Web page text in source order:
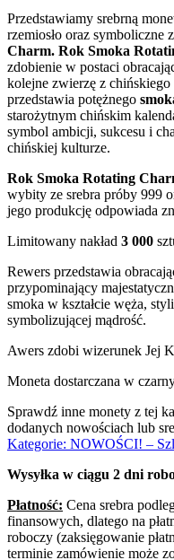
Przedstawiamy srebrną
rzemiosło oraz symboliczne
Charm. Rok Smoka
zdobienie w postaci
kolejne zwierzę z
przedstawia potężnego
starożytnym chińskim
symbol ambicji, sukcesu i
chińskiej kulturze.
Rok Smoka Rotating
wybity ze srebra próby 999
jego produkcję odpowiada
Limitowany nakład 3 000
Rewers przedstawia
przypominający
smoka w kształcie węża,
symbolizującej mądrość.
Awers zdobi wizerunek Jej
Moneta dostarczana w
Sprawdź inne monety z tej
dodanych nowościach lub
Kategorie: NOWOŚCI! –
Wysyłka w ciągu 2 dni
Płatność: Cena srebra
finansowych, dlatego na
roboczy (zaksięgowanie
terminie zamówienie może